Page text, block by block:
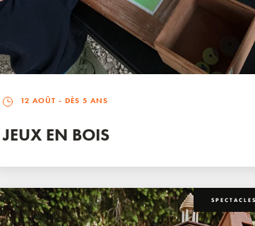
12 AOÛT - DÈS 5 ANS
JEUX EN BOIS
SPECTACLES